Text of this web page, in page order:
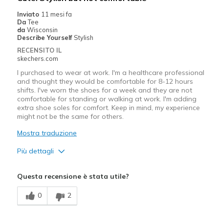
Inviato 11 mesi fa
Da Tee
da Wisconsin
Describe Yourself Stylish
RECENSITO IL
skechers.com
I purchased to wear at work. I'm a healthcare professional
and thought they would be comfortable for 8-12 hours
shifts. I've worn the shoes for a week and they are not
comfortable for standing or walking at work. I'm adding
extra shoe soles for comfort. Keep in mind, my experience
might not be the same for others.
Mostra traduzione
Più dettagli
Stylish
Questa recensione è stata utile?
0 2